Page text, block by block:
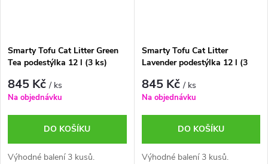
Smarty Tofu Cat Litter Green
Tea podestýlka 12 l (3 ks)
845 Kč/ ks
Na objednávku
DO KOŠÍKU
Výhodné balení 3 kusů.
Smarty Tofu Cat Litter
Lavender podestýlka 12 l (3
845 Kč/ ks
Na objednávku
DO KOŠÍKU
Výhodné balení 3 kusů.